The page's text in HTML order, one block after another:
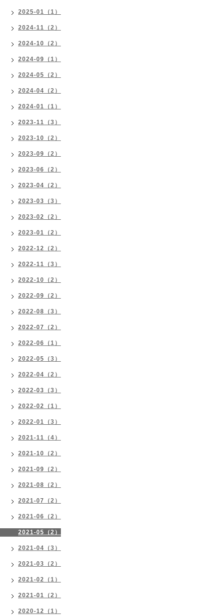
2025-01（1）
2024-11（2）
2024-10（2）
2024-09（1）
2024-05（2）
2024-04（2）
2024-01（1）
2023-11（3）
2023-10（2）
2023-09（2）
2023-06（2）
2023-04（2）
2023-03（3）
2023-02（2）
2023-01（2）
2022-12（2）
2022-11（3）
2022-10（2）
2022-09（2）
2022-08（3）
2022-07（2）
2022-06（1）
2022-05（3）
2022-04（2）
2022-03（3）
2022-02（1）
2022-01（3）
2021-11（4）
2021-10（2）
2021-09（2）
2021-08（2）
2021-07（2）
2021-06（2）
2021-05（2）
2021-04（3）
2021-03（2）
2021-02（1）
2021-01（2）
2020-12（1）